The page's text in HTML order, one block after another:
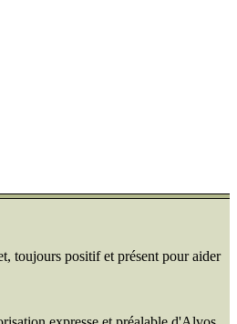
toujours positif et présent pour aider